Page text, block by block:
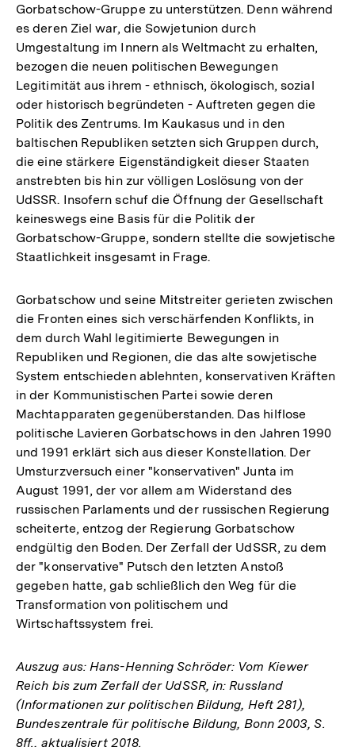
Gorbatschow-Gruppe zu unterstützen. Denn während
es deren Ziel war, die Sowjetunion durch
Umgestaltung im Innern als Weltmacht zu erhalten,
bezogen die neuen politischen Bewegungen
Legitimität aus ihrem - ethnisch, ökologisch, sozial
oder historisch begründeten - Auftreten gegen die
Politik des Zentrums. Im Kaukasus und in den
baltischen Republiken setzten sich Gruppen durch,
die eine stärkere Eigenständigkeit dieser Staaten
anstrebten bis hin zur völligen Loslösung von der
UdSSR. Insofern schuf die Öffnung der Gesellschaft
keineswegs eine Basis für die Politik der
Gorbatschow-Gruppe, sondern stellte die sowjetische
Staatlichkeit insgesamt in Frage.
Gorbatschow und seine Mitstreiter gerieten zwischen
die Fronten eines sich verschärfenden Konflikts, in
dem durch Wahl legitimierte Bewegungen in
Republiken und Regionen, die das alte sowjetische
System entschieden ablehnten, konservativen Kräften
in der Kommunistischen Partei sowie deren
Machtapparaten gegenüberstanden. Das hilflose
politische Lavieren Gorbatschows in den Jahren 1990
und 1991 erklärt sich aus dieser Konstellation. Der
Umsturzversuch einer "konservativen" Junta im
August 1991, der vor allem am Widerstand des
russischen Parlaments und der russischen Regierung
scheiterte, entzog der Regierung Gorbatschow
endgültig den Boden. Der Zerfall der UdSSR, zu dem
der "konservative" Putsch den letzten Anstoß
gegeben hatte, gab schließlich den Weg für die
Transformation von politischem und
Wirtschaftssystem frei.
Auszug aus: Hans-Henning Schröder: Vom Kiewer
Reich bis zum Zerfall der UdSSR, in: Russland
(Informationen zur politischen Bildung, Heft 281),
Bundeszentrale für politische Bildung, Bonn 2003, S.
8ff., aktualisiert 2018.